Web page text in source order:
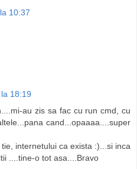
10:37
18:19
au zis sa fac cu run cmd, cu
cand...opaaaa....super
internetului ca exista :)...si inca
....tine-o tot asa....Bravo